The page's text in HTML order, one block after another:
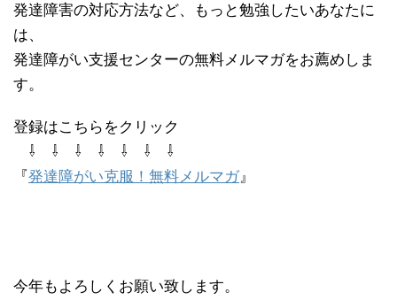
発達障害の対応方法など、もっと勉強したいあなたに
は、
発達障がい支援センターの無料メルマガをお薦めしま
す。
登録はこちらをクリック
⇩ ⇩ ⇩ ⇩ ⇩ ⇩ ⇩
『発達障がい克服！無料メルマガ』
今年もよろしくお願い致します。